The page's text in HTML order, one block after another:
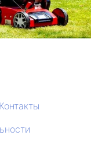
Контакты